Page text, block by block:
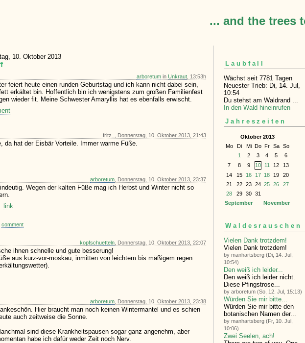
... and the trees
10. Oktober 2013
arboretum in Unkraut , 13:53h
feiert heute einen runden Geburtstag und ich kann nicht dabei sein,
erkältet bin. Hoffentlich bin ich wenigstens zum großen Familienfest
wieder fit. Meine Schwester Amaryllis hat es ebenfalls erwischt.
fritz_, Donnerstag, 10. Oktober 2013, 21:43
da hat der Eisbär Vorteile. Immer warme Füße.
arboretum , Donnerstag, 10. Oktober 2013, 23:37
Wegen der kalten Füße mag ich Herbst und Winter nicht so
link
comment
kopfschuetteln , Donnerstag, 10. Oktober 2013, 22:07
ihnen schnelle und gute besserung!
aus kurz-vor-moskau, inmitten von leichtem bis mäßigem regen
arboretum , Donnerstag, 10. Oktober 2013, 23:38
Hier braucht man noch keinen Wintermantel und es schien
auch zeitweise die Sonne.
sind diese Krankheitspausen sogar ganz angenehm, aber
habe ich dafür weder Zeit noch Nerv.
Laubfall
Wächst seit 7781 Tagen
Neuester Trieb: Di, 14. Jul,
10:54
Du stehst am Waldrand ...
In den Wald hineinrufen
Jahreszeiten
Oktober 2013
Mo
Di Mi Do Fr Sa
So
1
2 3 4 5
6
7
8 9 10 11 12
13
14
15 16 17 18 19
20
21
22 23 24 25 26
27
28
29 30 31
September
November
Waldesrauschen
Vielen Dank trotzdem!
Vielen Dank trotzdem!
by manhartsberg (Di, 14. Jul,
10:54)
Den weiß ich leider...
Den weiß ich leider nicht.
Diese Pfingstrose...
by arboretum (So, 12. Jul, 15:13)
Würden Sie mir bitte...
Würden Sie mir bitte den
botanischen Namen der...
by manhartsberg (Fr, 10. Jul,
10:06)
Zwei Seelen, ach!